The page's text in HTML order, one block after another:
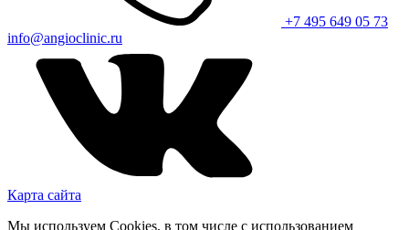
+7 495 649 05 73
info@angioclinic.ru
Карта сайта
Мы используем Cookies, в том числе с использованием